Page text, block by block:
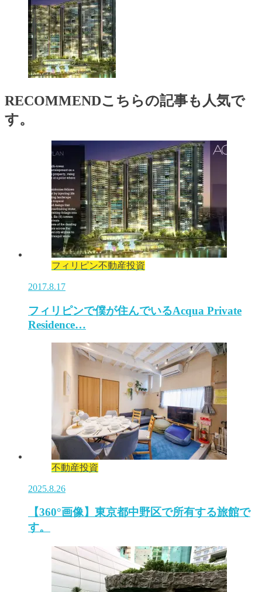
RECOMMENDこちらの記事も人気で
す。
フィリピン不動産投資
2017.8.17
フィリピンで僕が住んでいるAcqua Private
Residence…
不動産投資
2025.8.26
【360°画像】東京都中野区で所有する旅館で
す。